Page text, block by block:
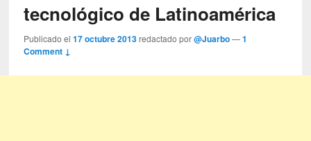
tecnológico de Latinoamérica
Publicado el17 octubre 2013 redactado por@Juarbo —1
Comment ↓